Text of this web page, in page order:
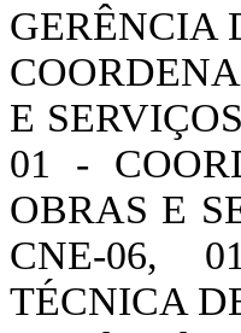
GERÊNCIA
E
01 -
OBRAS E
CNE-06,
TÉCNICA